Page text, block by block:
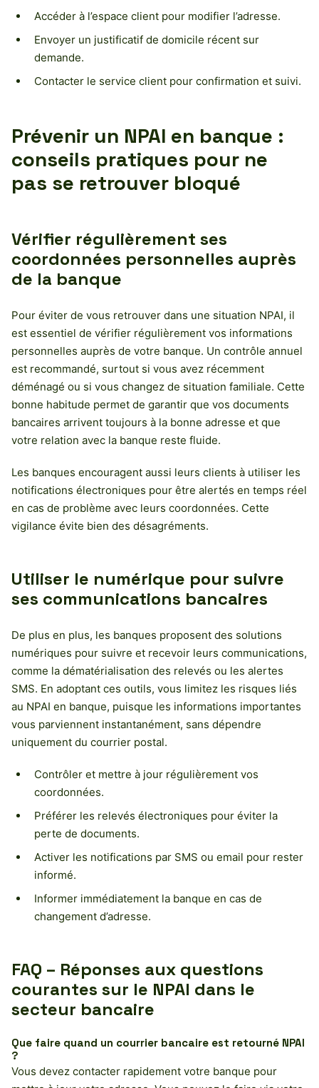
Accéder à l’espace client pour modifier l’adresse.
Envoyer un justificatif de domicile récent sur
demande.
Contacter le service client pour confirmation et suivi.
Prévenir un NPAI en banque :
conseils pratiques pour ne
pas se retrouver bloqué
Vérifier régulièrement ses
coordonnées personnelles auprès
de la banque
Pour éviter de vous retrouver dans une situation NPAI, il
est essentiel de vérifier régulièrement vos informations
personnelles auprès de votre banque. Un contrôle annuel
est recommandé, surtout si vous avez récemment
déménagé ou si vous changez de situation familiale. Cette
bonne habitude permet de garantir que vos documents
bancaires arrivent toujours à la bonne adresse et que
votre relation avec la banque reste fluide.
Les banques encouragent aussi leurs clients à utiliser les
notifications électroniques pour être alertés en temps réel
en cas de problème avec leurs coordonnées. Cette
vigilance évite bien des désagréments.
Utiliser le numérique pour suivre
ses communications bancaires
De plus en plus, les banques proposent des solutions
numériques pour suivre et recevoir leurs communications,
comme la dématérialisation des relevés ou les alertes
SMS. En adoptant ces outils, vous limitez les risques liés
au NPAI en banque, puisque les informations importantes
vous parviennent instantanément, sans dépendre
uniquement du courrier postal.
Contrôler et mettre à jour régulièrement vos
coordonnées.
Préférer les relevés électroniques pour éviter la
perte de documents.
Activer les notifications par SMS ou email pour rester
informé.
Informer immédiatement la banque en cas de
changement d’adresse.
FAQ – Réponses aux questions
courantes sur le NPAI dans le
secteur bancaire
Que faire quand un courrier bancaire est retourné NPAI
?
Vous devez contacter rapidement votre banque pour